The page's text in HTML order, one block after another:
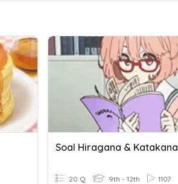
Soal Hiragana & Katakana
20 Q 9th - 12th 1107